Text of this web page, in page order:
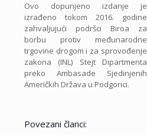
Ovo dopunjeno izdanje je
izrađeno tokom 2016. godine
zahvaljujući podršci Biroa za
borbu protiv međunarodne
trgovine drogom i za sprovođenje
zakona (INL) Stejt Dipartmenta
preko Ambasade Sjedinjenih
Američkih Država u Podgorici.
Povezani članci: